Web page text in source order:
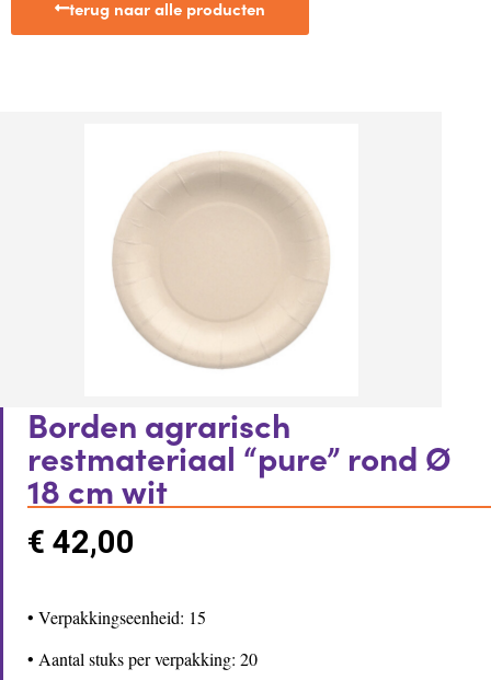
terug naar alle producten
Borden agrarisch
restmateriaal “pure” rond Ø
18 cm wit
€ 42,00
• Verpakkingseenheid: 15
• Aantal stuks per verpakking: 20